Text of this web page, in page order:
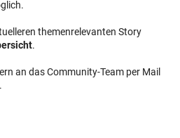
themenrelevanten Story
.
an das Community-Team per Mail